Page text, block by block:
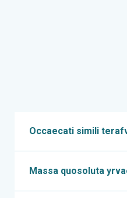
Occaecati simili
Massa quosoluta